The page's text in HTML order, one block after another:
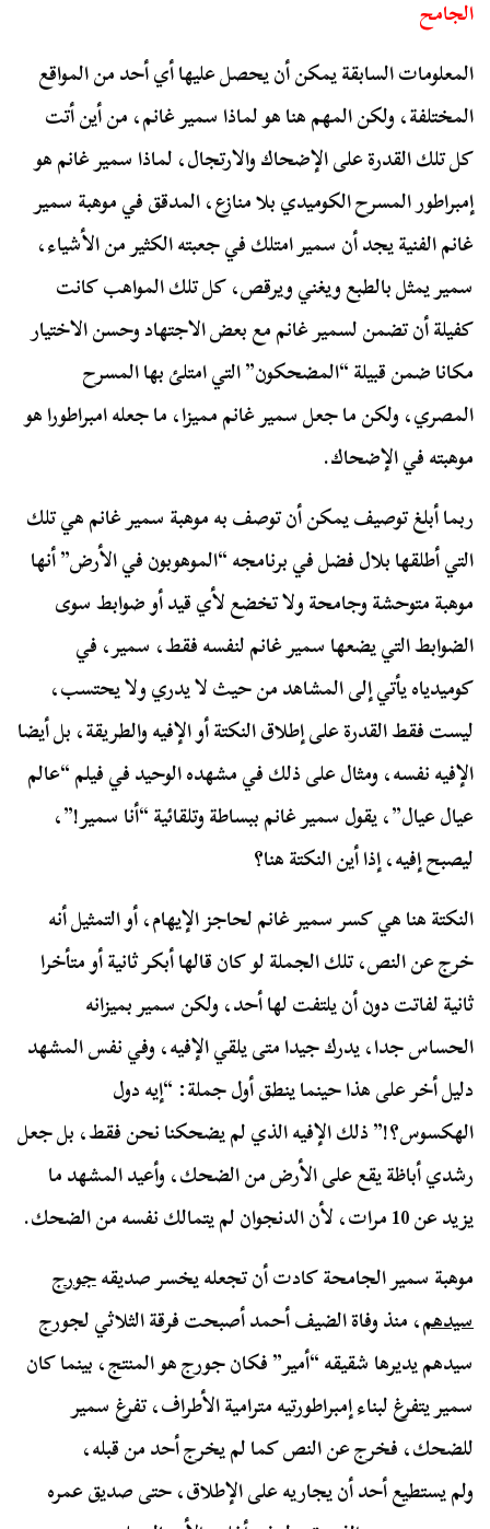
الجامح
المعلومات السابقة يمكن أن يحصل عليها أي أحد من المواقع
المختلفة، ولكن المهم هنا هو لماذا سمير غانم، من أين أتت
كل تلك القدرة على الإضحاك والارتجال، لماذا سمير غانم هو
إمبراطور المسرح الكوميدي بلا منازع، المدقق في موهبة سمير
غانم الفنية يجد أن سمير امتلك في جعبته الكثير من الأشياء،
سمير يمثل بالطبع ويغني ويرقص، كل تلك المواهب كانت
كفيلة أن تضمن لسمير غانم مع بعض الاجتهاد وحسن الاختيار
مكانا ضمن قبيلة “المضحكون” التي امتلئ بها المسرح
المصري، ولكن ما جعل سمير غانم مميزا، ما جعله امبراطورا هو
موهبته في الإضحاك.
ربما أبلغ توصيف يمكن أن توصف به موهبة سمير غانم هي تلك
التي أطلقها بلال فضل في برنامجه “الموهوبون في الأرض” أنها
موهبة متوحشة وجامحة ولا تخضع لأي قيد أو ضوابط سوى
الضوابط التي يضعها سمير غانم لنفسه فقط، سمير، في
كوميدياه يأتي إلى المشاهد من حيث لا يدري ولا يحتسب،
ليست فقط القدرة على إطلاق النكتة أو الإفيه والطريقة، بل أيضا
الإفيه نفسه، ومثال على ذلك في مشهده الوحيد في فيلم “عالم
عيال عيال”، يقول سمير غانم ببساطة وتلقائية “أنا سمير!”،
ليصبح إفيه، إذا أين النكتة هنا؟
النكتة هنا هي كسر سمير غانم لحاجز الإيهام، أو التمثيل أنه
خرج عن النص، تلك الجملة لو كان قالها أبكر ثانية أو متأخرا
ثانية لفاتت دون أن يلتفت لها أحد، ولكن سمير بميزانه
الحساس جدا، يدرك جيدا متى يلقي الإفيه، وفي نفس المشهد
دليل أخر على هذا حينما ينطق أول جملة: “إيه دول
الهكسوس؟!” ذلك الإفيه الذي لم يضحكنا نحن فقط، بل جعل
رشدي أباظة يقع على الأرض من الضحك، وأعيد المشهد ما
يزيد عن 10 مرات، لأن الدنجوان لم يتمالك نفسه من الضحك.
موهبة سمير الجامحة كادت أن تجعله يخسر صديقهجورج
سيدهم، منذ وفاة الضيف أحمد أصبحت فرقة الثلاثي لجورج
سيدهم يديرها شقيقه “أمير” فكان جورج هو المنتج، بينما كان
سمير يتفرغ لبناء إمبراطورتيه مترامية الأطراف، تفرغ سمير
للضحك، فخرج عن النص كما لم يخرج أحد من قبله،
ولم يستطيع أحد أن يجاريه على الإطلاق، حتى صديق عمره